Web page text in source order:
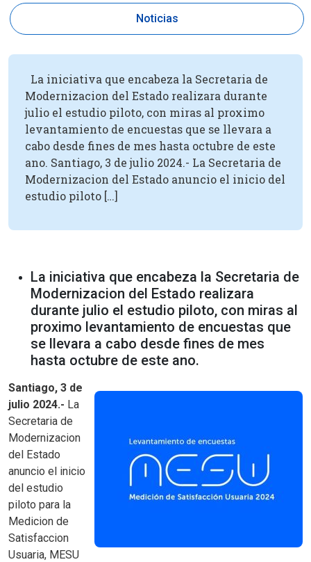
Noticias
La iniciativa que encabeza la Secretaria de
Modernizacion del Estado realizara durante
julio el estudio piloto, con miras al proximo
levantamiento de encuestas que se llevara a
cabo desde fines de mes hasta octubre de este
ano. Santiago, 3 de julio 2024.- La Secretaria de
Modernizacion del Estado anuncio el inicio del
estudio piloto […]
La iniciativa que encabeza la Secretaria de
Modernizacion del Estado realizara
durante julio el estudio piloto, con miras al
proximo levantamiento de encuestas que
se llevara a cabo desde fines de mes
hasta octubre de este ano.
Santiago, 3 de
julio 2024.- La
Secretaria de
Modernizacion
del Estado
anuncio el inicio
del estudio
piloto para la
Medicion de
Satisfaccion
Usuaria, MESU